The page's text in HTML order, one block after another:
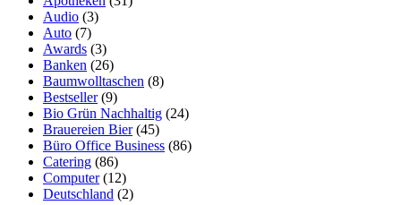
Audio (3)
Auto (7)
Awards (3)
Banken (26)
Baumwolltaschen (8)
Bestseller(9)
Bio Grün Nachhaltig (24)
Brauereien Bier(45)
Büro Office Business (86)
Catering (86)
Computer(12)
Deutschland (2)